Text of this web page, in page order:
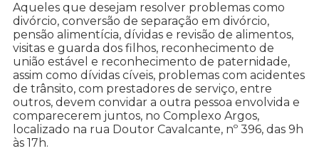
Aqueles que desejam resolver problemas como
divórcio, conversão de separação em divórcio,
pensão alimentícia, dívidas e revisão de alimentos,
visitas e guarda dos filhos, reconhecimento de
união estável e reconhecimento de paternidade,
assim como dívidas cíveis, problemas com acidentes
de trânsito, com prestadores de serviço, entre
outros, devem convidar a outra pessoa envolvida e
comparecerem juntos, no Complexo Argos,
localizado na rua Doutor Cavalcante, nº 396, das 9h
às 17h.